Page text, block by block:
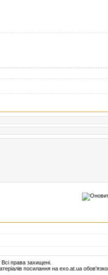
права захищені.
посилання на exo.at.ua